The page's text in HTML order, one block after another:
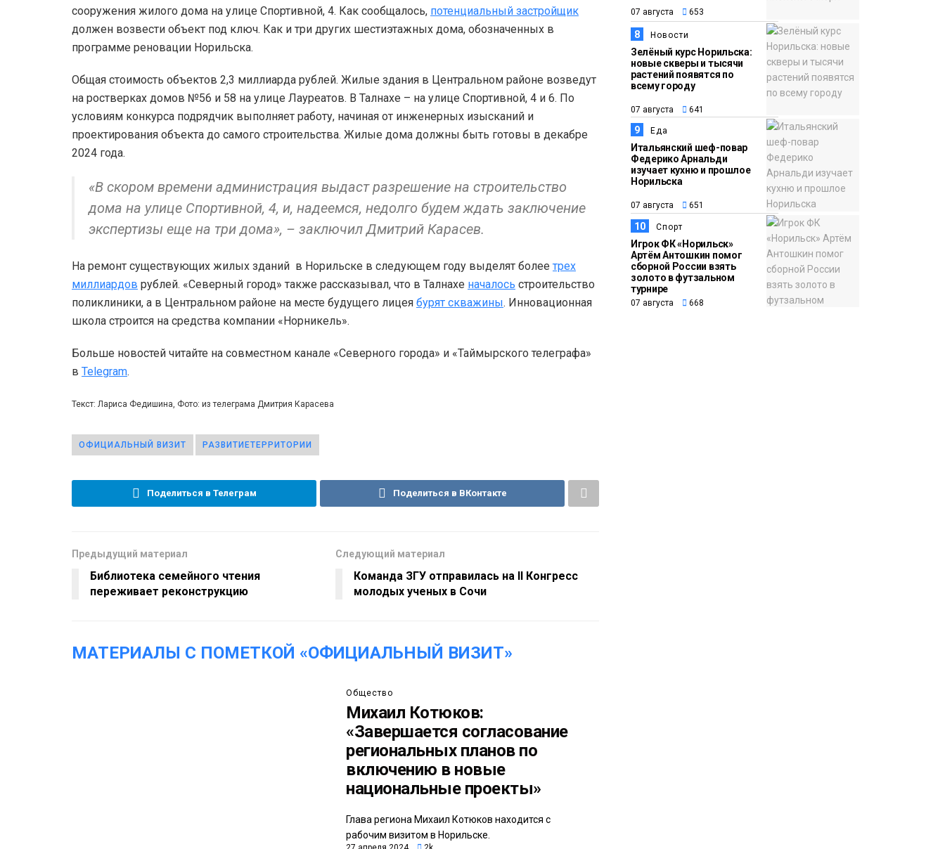
сооружения жилого дома на улице Спортивной, 4. Как сообщалось, потенциальный застройщик
должен возвести объект под ключ. Как и три других шестиэтажных дома, обозначенных в
программе реновации Норильска.
Общая стоимость объектов 2,3 миллиарда рублей. Жилые здания в Центральном районе возведут
на ростверках домов №56 и 58 на улице Лауреатов. В Талнахе – на улице Спортивной, 4 и 6. По
условиям конкурса подрядчик выполняет работу, начиная от инженерных изысканий и
проектирования объекта до самого строительства. Жилые дома должны быть готовы в декабре
2024 года.
«В скором времени администрация выдаст разрешение на строительство
дома на улице Спортивной, 4, и, надеемся, недолго будем ждать заключение
экспертизы еще на три дома», – заключил Дмитрий Карасев.
На ремонт существующих жилых зданий в Норильске в следующем году выделят более трех
миллиардов рублей. «Северный город» также рассказывал, что в Талнахе началось строительство
поликлиники, а в Центральном районе на месте будущего лицея бурят скважины. Инновационная
школа строится на средства компании «Норникель».
Больше новостей читайте на совместном канале «Северного города» и «Таймырского телеграфа»
в Telegram.
Текст: Лариса Федишина, Фото: из телеграма Дмитрия Карасева
ОФИЦИАЛЬНЫЙ ВИЗИТ РАЗВИТИЕТЕРРИТОРИИ
Поделиться в Телеграм Поделиться в ВКонтакте
Предыдущий материал
Библиотека семейного чтения
переживает реконструкцию
Следующий материал
Команда ЗГУ отправилась на II Конгресс
молодых ученых в Сочи
МАТЕРИАЛЫ С ПОМЕТКОЙ «ОФИЦИАЛЬНЫЙ ВИЗИТ»
Общество
Михаил Котюков:
«Завершается согласование
региональных планов по
включению в новые
национальные проекты»
Глава региона Михаил Котюков находится с
рабочим визитом в Норильске.
07 августа 653
8 Новости
Зелёный курс Норильска:
новые скверы и тысячи
растений появятся по
всему городу
07 августа 641
9 Еда
Итальянский шеф-повар
Федерико Арнальди
изучает кухню и прошлое
Норильска
07 августа 651
10 Спорт
Игрок ФК «Норильск»
Артём Антошкин помог
сборной России взять
золото в футзальном
турнире
07 августа 668